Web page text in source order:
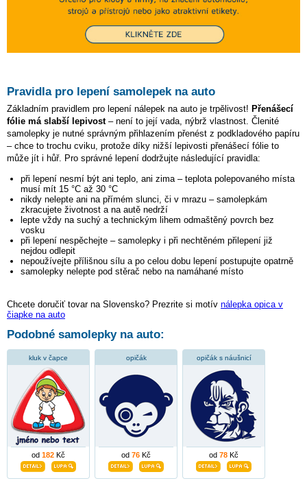
Pravidla pro lepení samolepek na auto
Základním pravidlem pro lepení nálepek na auto je trpělivost! Přenášecí
fólie má slabší lepivost– není to její vada, nýbrž vlastnost. Členité
samolepky je nutné správným přihlazením přenést z podkladového papíru
– chce to trochu cviku, protože díky nižší lepivosti přenášecí fólie to
může jít i hůř. Pro správné lepení dodržujte následující pravidla:
při lepení nesmí být ani teplo, ani zima – teplota polepovaného místa
musí mít 15 °C až 30 °C
nikdy nelepte ani na přímém slunci, či v mrazu – samolepkám
zkracujete životnost a na autě nedrží
lepte vždy na suchý a technickým lihem odmaštěný povrch bez
vosku
při lepení nespěchejte – samolepky i při nechtěném přilepení již
nejdou odlepit
nepoužívejte přílišnou sílu a po celou dobu lepení postupujte opatrně
samolepky nelepte pod stěrač nebo na namáhané místo
Chcete doručiť tovar na Slovensko? Prezrite si motív nálepka opica v
čiapke na auto
Podobné samolepky na auto:
kluk v čapce
od 182 Kč
opičák
od 76 Kč
opičák s náušnicí
od 78 Kč